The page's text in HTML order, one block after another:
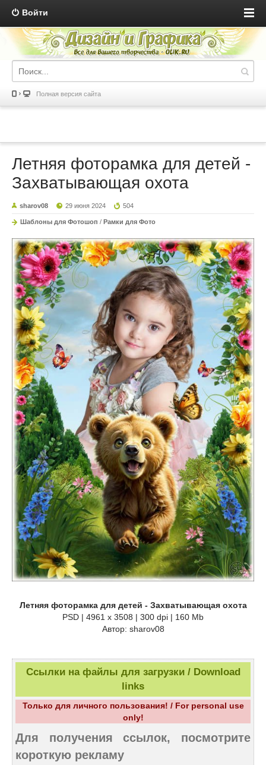
Войти
Полная версия сайта
Летняя фоторамка для детей -
Захватывающая охота
sharov08 29 июня 2024 504
Шаблоны для Фотошоп / Рамки для Фото
Летняя фоторамка для детей - Захватывающая охота
PSD | 4961 х 3508 | 300 dpi | 160 Mb
Автор: sharov08
Ссылки на файлы для загрузки / Download
links
Только для личного пользования! / For personal use
only!
Для получения ссылок, посмотрите
короткую рекламу